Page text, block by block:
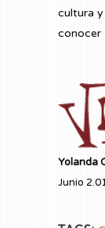
cultura
conocer
Yolanda
Junio